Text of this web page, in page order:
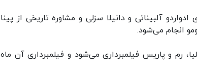
آلبیناتی و دانیلا سزلی و مشاوره تاریخی از پینا
انجام می‌شود.
رم و پاریس فیلمبرداری می‌شود و فیلمبرداری آن ماه